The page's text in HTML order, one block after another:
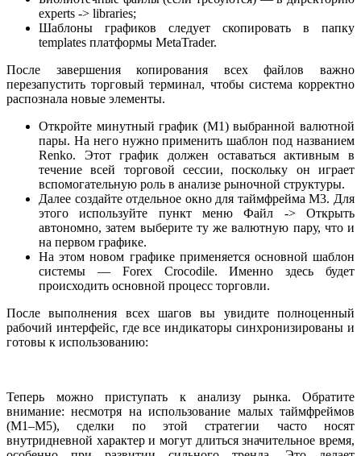
experts -> libraries;
Шаблоны графиков следует скопировать в папку
templates платформы MetaTrader.
После завершения копирования всех файлов важно
перезапустить торговый терминал, чтобы система корректно
распознала новые элементы.
Откройте минутный график (M1) выбранной валютной
пары. На него нужно применить шаблон под названием
Renko. Этот график должен оставаться активным в
течение всей торговой сессии, поскольку он играет
вспомогательную роль в анализе рыночной структуры.
Далее создайте отдельное окно для таймфрейма М3. Для
этого используйте пункт меню Файл -> Открыть
автономно, затем выберите ту же валютную пару, что и
на первом графике.
На этом новом графике применяется основной шаблон
системы — Forex Crocodile. Именно здесь будет
происходить основной процесс торговли.
После выполнения всех шагов вы увидите полноценный
рабочий интерфейс, где все индикаторы синхронизированы и
готовы к использованию:
Теперь можно приступать к анализу рынка. Обратите
внимание: несмотря на использование малых таймфреймов
(M1–M5), сделки по этой стратегии часто носят
внутридневной характер и могут длиться значительное время,